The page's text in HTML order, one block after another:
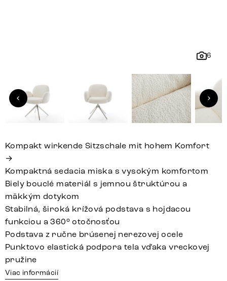
6
Kompakt wirkende Sitzschale mit hohem Komfort
→
Kompaktná sedacia miska s vysokým komfortom
Biely bouclé materiál s jemnou štruktúrou a
mäkkým dotykom
Stabilná, široká krížová podstava s hojdacou
funkciou a 360° otočnosťou
Podstava z ručne brúsenej nerezovej ocele
Punktovo elastická podpora tela vďaka vreckovej
pružine
Viac informácií